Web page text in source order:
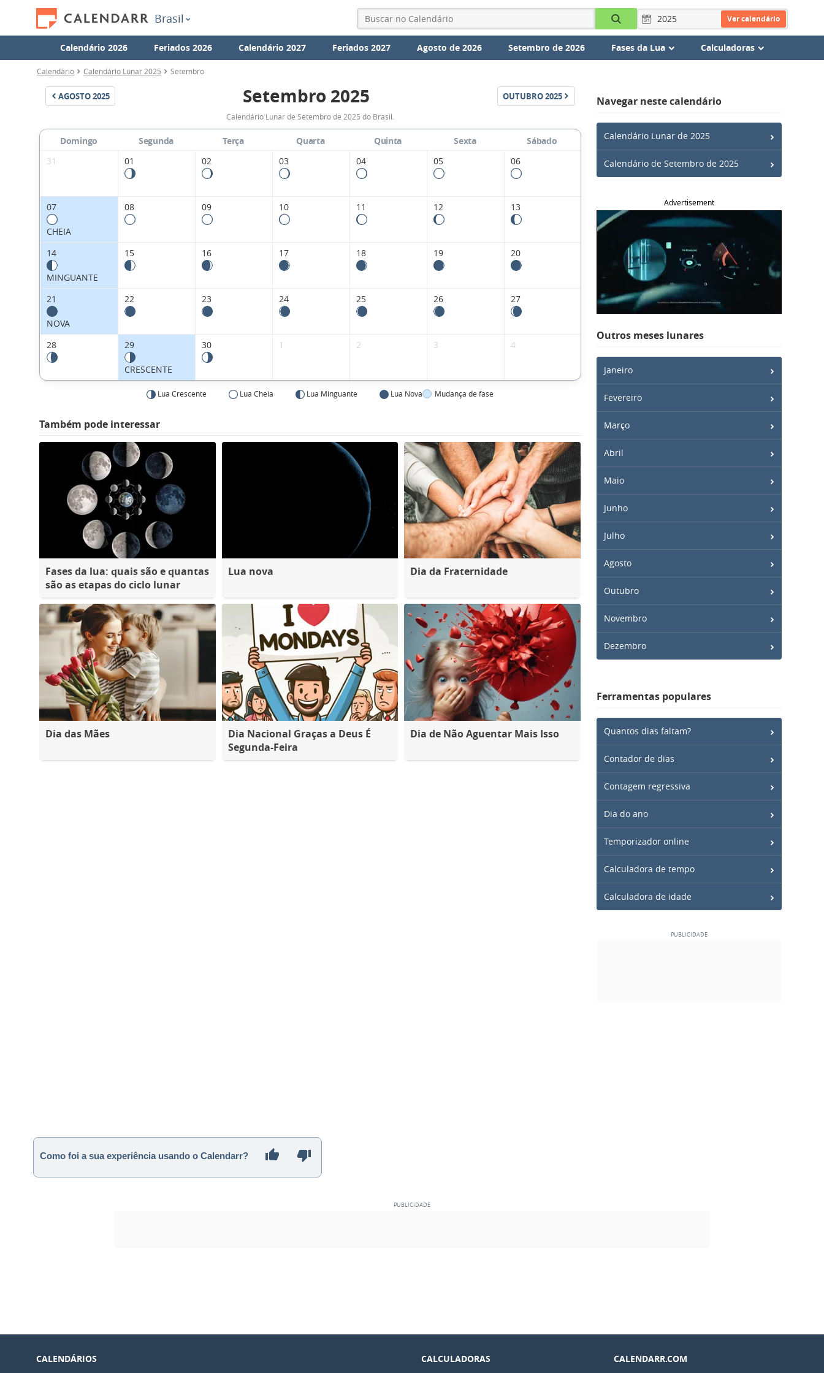
Brasil Ver calendário
Calendário 2026 Feriados 2026 Calendário 2027 Feriados 2027 Agosto de 2026 Setembro de 2026 Fases da Lua Calculadoras
Calendário Calendário Lunar 2025 Setembro
AGOSTO2025
Fases
da
Lua
Setembro 2025 OUTUBRO2025
Calendário Lunar de Setembro de 2025 do Brasil.
Domingo Segunda Terça Quarta Quinta Sexta
Sábado
31
01 02 03 04 05 06
07
CHEIA
08 09 10 11 12 13
14
MINGUANTE
15 16 17 18 19 20
21
NOVA
22 23 24 25 26 27
28 29
CRESCENTE
30 1 2 3 4
Lua Crescente Lua Cheia Lua Minguante Lua Nova Mudança de fase
Também pode interessar
Fases da lua: quais são e quantas
são as etapas do ciclo lunar
Lua nova Dia da Fraternidade
Dia das Mães
Dia Nacional Graças a Deus É
Segunda-Feira
Dia de Não Aguentar Mais Isso
Navegar neste calendário
Calendário Lunar de 2025
Calendário de Setembro de 2025
Advertisement
Outros meses lunares
Janeiro
Fevereiro
Março
Abril
Maio
Junho
Julho
Agosto
Outubro
Novembro
Dezembro
Ferramentas populares
Quantos dias faltam?
Contador de dias
Contagem regressiva
Dia do ano
Temporizador online
Calculadora de tempo
Calculadora de idade
Como foi a sua experiência usando o Calendarr?
CALENDÁRIOS CALCULADORAS CALENDARR.COM